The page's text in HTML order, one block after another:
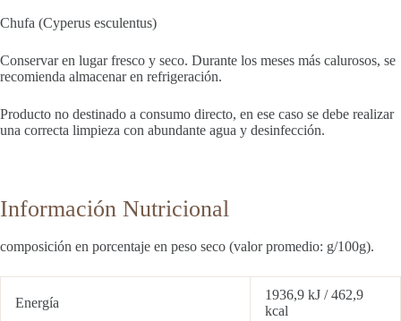
Chufa (Cyperus esculentus)
Conservar en lugar fresco y seco. Durante los meses más calurosos, se
recomienda almacenar en refrigeración.
Producto no destinado a consumo directo, en ese caso se debe realizar
una correcta limpieza con abundante agua y desinfección.
Información Nutricional
composición en porcentaje en peso seco (valor promedio: g/100g).
Energía
1936,9 kJ / 462,9
kcal